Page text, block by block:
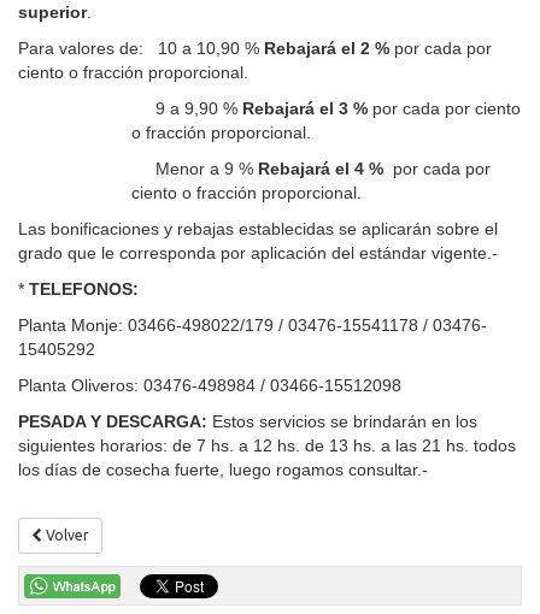
superior.
Para valores de: 10 a 10,90 % Rebajará el 2 % por cada por
ciento o fracción proporcional.
9 a 9,90 % Rebajará el 3 % por cada por ciento
o fracción proporcional.
Menor a 9 % Rebajará el 4 % por cada por
ciento o fracción proporcional.
Las bonificaciones y rebajas establecidas se aplicarán sobre el
grado que le corresponda por aplicación del estándar vigente.-
* TELEFONOS:
Planta Monje: 03466-498022/179 / 03476-15541178 / 03476-
15405292
Planta Oliveros: 03476-498984 / 03466-15512098
PESADA Y DESCARGA: Estos servicios se brindarán en los
siguientes horarios: de 7 hs. a 12 hs. de 13 hs. a las 21 hs. todos
los días de cosecha fuerte, luego rogamos consultar.-
Volver